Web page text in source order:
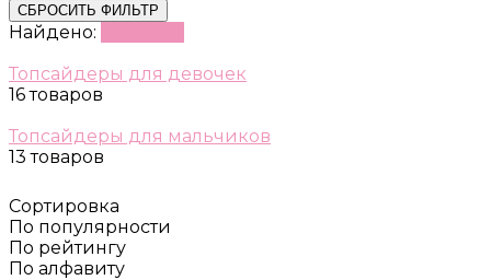
СБРОСИТЬ ФИЛЬТР
Найдено:
Топсайдеры для девочек
16 товаров
Топсайдеры для мальчиков
13 товаров
Сортировка
По популярности
По рейтингу
По алфавиту